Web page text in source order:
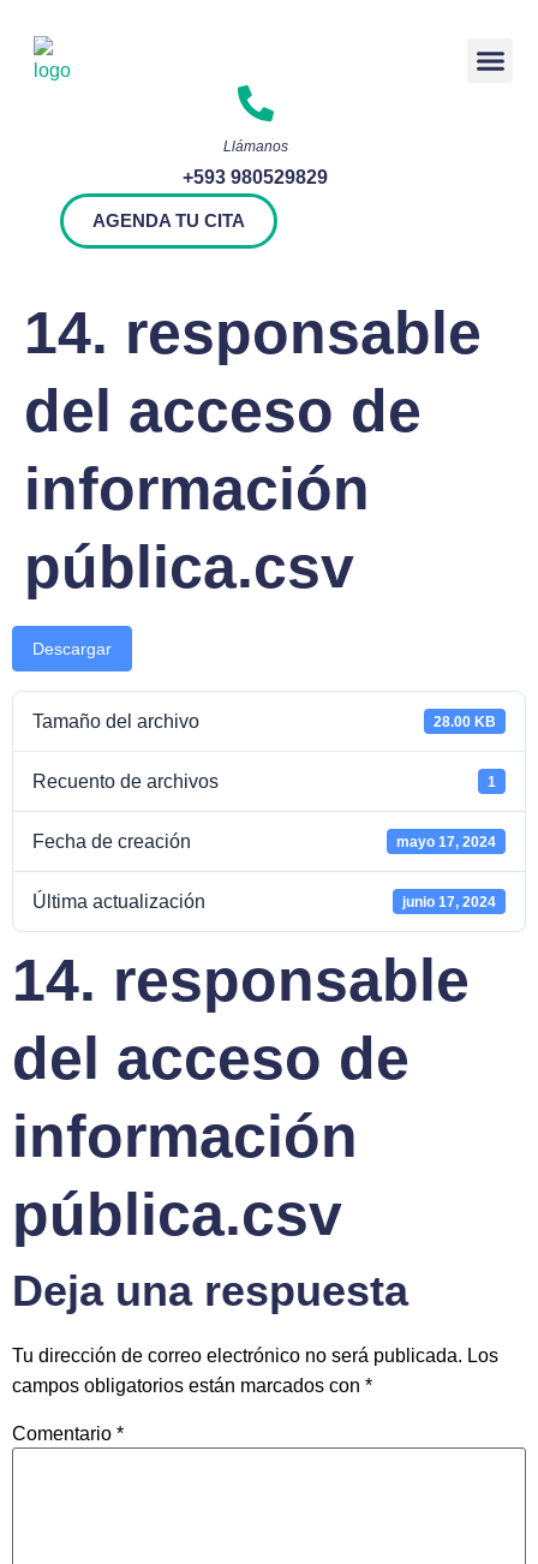
Llámanos
+593 980529829
AGENDA TU CITA
14. responsable
del acceso de
información
pública.csv
Descargar
Tamaño del archivo 28.00 KB
Recuento de archivos 1
Fecha de creación mayo 17, 2024
Última actualización junio 17, 2024
14. responsable
del acceso de
información
pública.csv
Deja una respuesta
Tu dirección de correo electrónico no será publicada. Los
campos obligatorios están marcados con *
Comentario *